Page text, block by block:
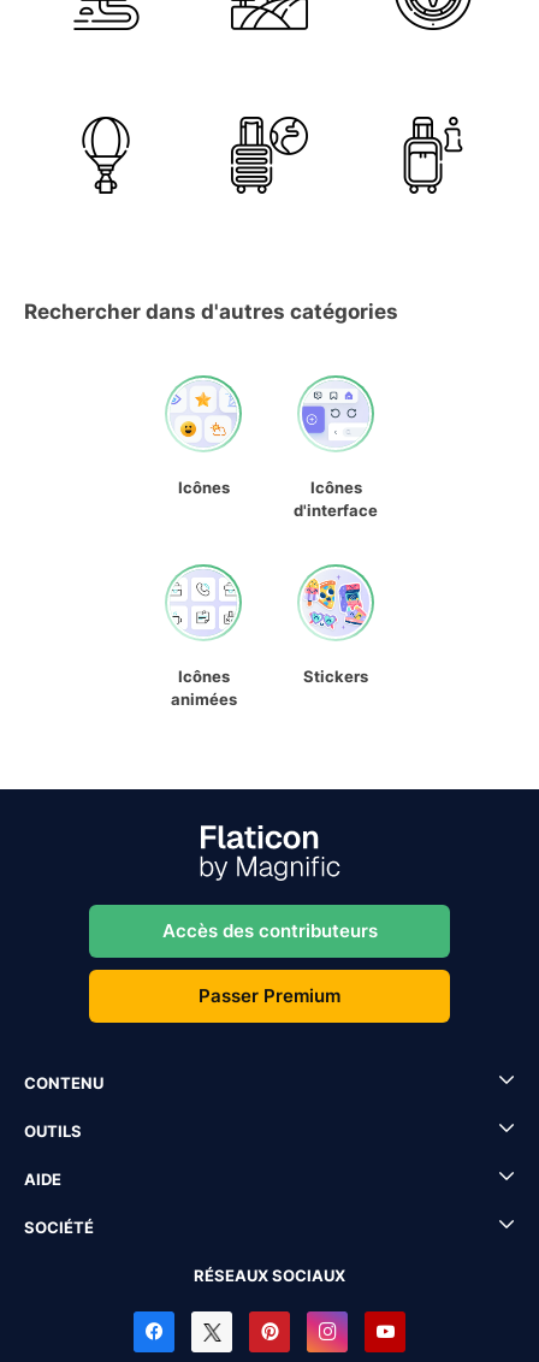
Rechercher dans d'autres catégories
Icônes
Icônes
d'interface
Icônes
animées
Stickers
Accès des contributeurs
Passer Premium
CONTENU
OUTILS
AIDE
SOCIÉTÉ
RÉSEAUX SOCIAUX